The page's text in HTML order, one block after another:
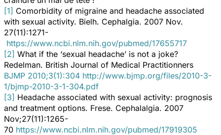
[1] Comorbidity of migraine and headache associated
with sexual activity. Bielh. Cephalgia. 2007 Nov.
27(11):1271-
https://www.ncbi.nlm.nih.gov/pubmed/17655717
[2] What if the ‘sexual headache’ is not a joke?
Redelman. British Journal of Medical Practitionners
BJMP 2010;3(1):304 http://www.bjmp.org/files/2010-3-
1/bjmp-2010-3-1-304.pdf
[3] Headache associated with sexual activity: prognosis
and treatment options. Frese. Cephalalgia. 2007
Nov;27(11):1265-
70 https://www.ncbi.nlm.nih.gov/pubmed/17919305